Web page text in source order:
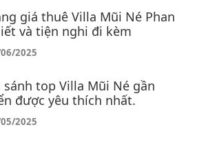
giá thuê Villa Mũi Né Phan
và tiện nghi đi kèm
2025
sánh top Villa Mũi Né gần
được yêu thích nhất.
2025